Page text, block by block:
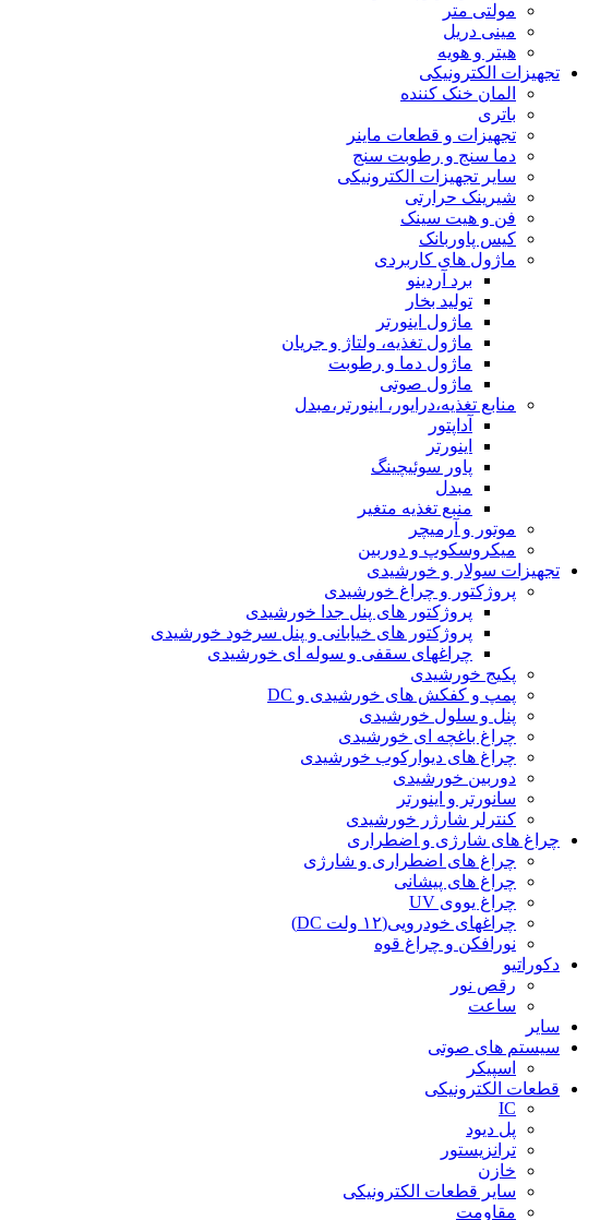
مولتی متر
مینی دریل
هیتر و هویه
تجهیزات الکترونیکی
المان خنک کننده
باتری
تجهیزات و قطعات ماینر
دما سنج و رطوبت سنج
سایر تجهیزات الکترونیکی
شیرینک حرارتی
فن و هیت سینک
کیس پاوربانک
ماژول های کاربردی
برد آردینو
تولید بخار
ماژول اینورتر
ماژول تغذیه، ولتاژ و جریان
ماژول دما و رطوبت
ماژول صوتی
منابع تغذیه،درایور، اینورتر،مبدل
آداپتور
اینورتر
پاور سوئیچینگ
مبدل
منبع تغذیه متغیر
موتور و آرمیچر
میکروسکوپ و دوربین
تجهیزات سولار و خورشیدی
پروژکتور و چراغ خورشیدی
پروژکتور های پنل جدا خورشیدی
پروژکتور های خیابانی و پنل سرخود خورشیدی
چراغهای سقفی و سوله ای خورشیدی
پکیج خورشیدی
پمپ و کفکش های خورشیدی و DC
پنل و سلول خورشیدی
چراغ باغچه ای خورشیدی
چراغ های دیوارکوب خورشیدی
دوربین خورشیدی
سانورتر و اینورتر
کنترلر شارژر خورشیدی
چراغ های شارژی و اضطراری
چراغ های اضطراری و شارژی
چراغ های پیشانی
چراغ یووی UV
چراغهای خودرویی(۱۲ ولت DC)
نورافکن و چراغ قوه
دکوراتیو
رقص نور
ساعت
سایر
سیستم های صوتی
اسپیکر
قطعات الکترونیکی
IC
پل دیود
ترانزیستور
خازن
سایر قطعات الکترونیکی
مقاومت